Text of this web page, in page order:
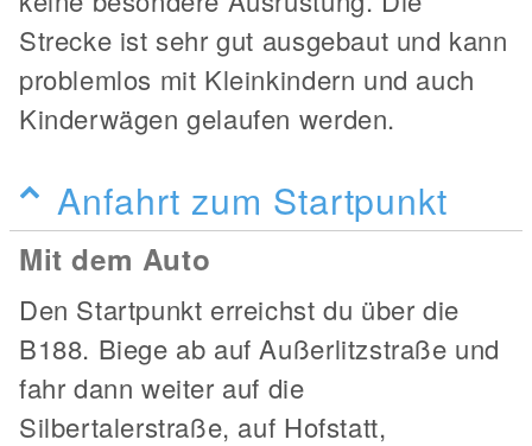
Strecke ist sehr gut ausgebaut und kann
problemlos mit Kleinkindern und auch
Kinderwägen gelaufen werden.
Anfahrt zum Startpunkt
Mit dem Auto
Den Startpunkt erreichst du über die
B188. Biege ab auf Außerlitzstraße und
fahr dann weiter auf die
Silbertalerstraße, auf Hofstatt,